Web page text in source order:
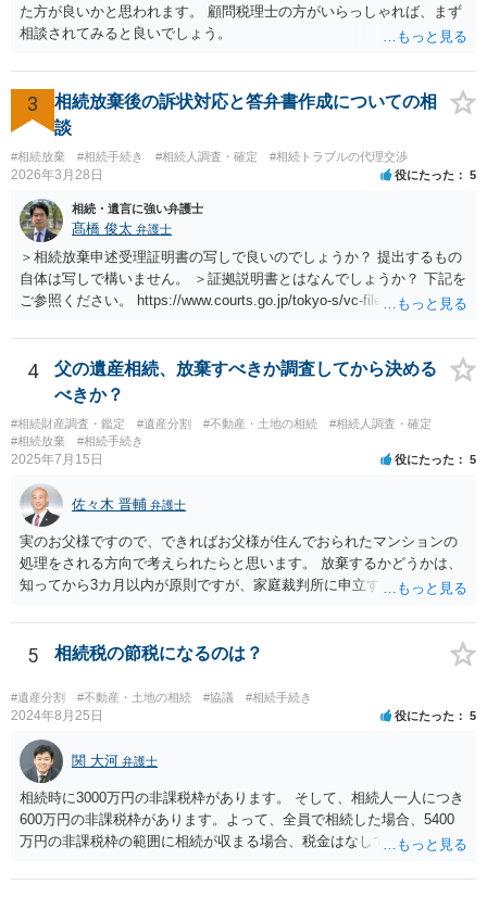
た方が良いかと思われます。 顧問税理士の方がいらっしゃれば、まず
相談されてみると良いでしょう。
3
相続放棄後の訴状対応と答弁書作成についての相
談
#相続放棄 #相続手続き #相続人調査・確定 #相続トラブルの代理交渉
2026年3月28日 役にたった 5
相続・遺言に強い弁護士
髙橋 俊太 弁護士
＞相続放棄申述受理証明書の写しで良いのでしょうか？ 提出するもの
自体は写しで構いません。 ＞証拠説明書とはなんでしょうか？ 下記を
ご参照ください。 https://www.courts.go.jp/tokyo-s/vc-files/tokyo-s/file/
4
父の遺産相続、放棄すべきか調査してから決める
べきか？
#相続財産調査・鑑定 #遺産分割 #不動産・土地の相続
#相続人調査・確定
#相続放棄
#相続手続き
2025年7月15日 役にたった 5
佐々木 晋輔 弁護士
実のお父様ですので、できればお父様が住んでおられたマンションの
処理をされる方向で考えられたらと思います。 放棄するかどうかは、
知ってから3カ月以内が原則ですが、家庭裁判所に申立すれば3カ月の
放棄するかどうか決めることができます。 銀行やサラ金が数年も放置
することはありませんので、数年後に借金が発見される可能性はほぼ
ありません。 なお、私が扱った相続放棄を検討していた案件で、期間
伸長して調査したところ、サラ金に対する過払金など相当な財産が見
つかったため相続したという事例がありました。
5 相続税の節税になるのは？
#遺産分割 #不動産・土地の相続 #協議 #相続手続き
2024年8月25日 役にたった 5
関 大河 弁護士
相続時に3000万円の非課税枠があります。 そして、相続人一人につき
600万円の非課税枠があります。よって、全員で相続した場合、5400
万円の非課税枠の範囲に相続が収まる場合、税金はなしです。 一人が
範囲となります。 一般的には、全員で相続する方が税金はお得です。